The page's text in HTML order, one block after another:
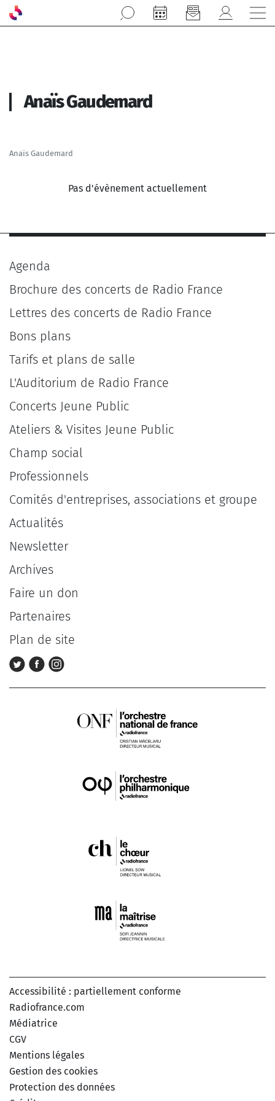
Aller au contenu principal
Anaïs Gaudemard
Anaïs Gaudemard
Pas d'évènement actuellement
Agenda
Brochure des concerts de Radio France
Lettres des concerts de Radio France
Bons plans
Tarifs et plans de salle
L'Auditorium de Radio France
Concerts Jeune Public
Ateliers & Visites Jeune Public
Champ social
Professionnels
Comités d'entreprises, associations et groupe
Actualités
Newsletter
Archives
Faire un don
Partenaires
Plan de site
Accessibilité : partiellement conforme
Radiofrance.com
Médiatrice
CGV
Mentions légales
Gestion des cookies
Protection des données